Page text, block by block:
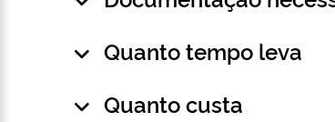
Quanto tempo leva
Quanto custa